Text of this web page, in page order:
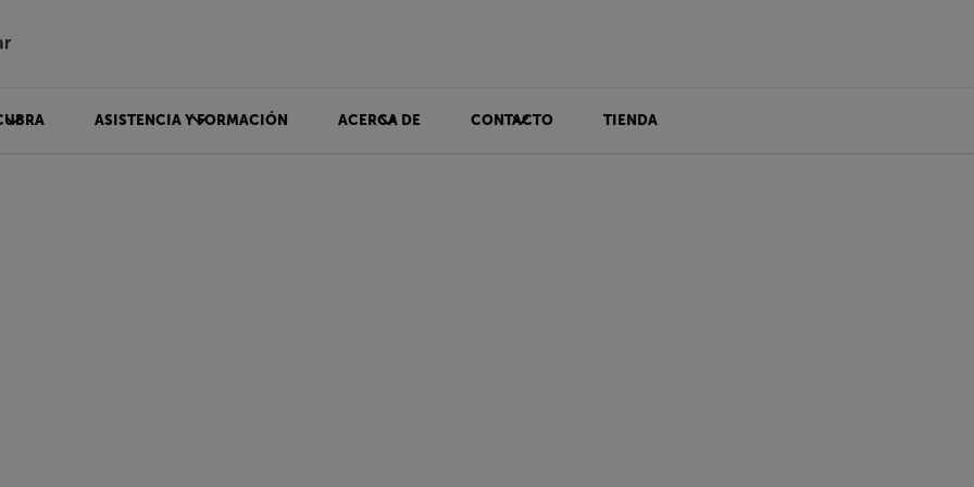
ASISTENCIA Y FORMACIÓN ACERCA DE CONTACTO TIENDA